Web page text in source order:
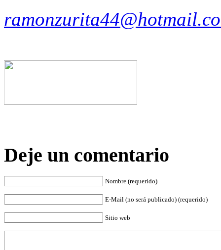
Deje un comentario
Nombre (requerido)
E-Mail (no será publicado) (requerido)
Sitio web